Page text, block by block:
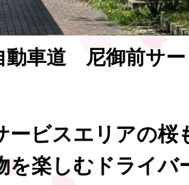
動車道 尼御前サ
ービスエリアの桜
を楽しむドライバ